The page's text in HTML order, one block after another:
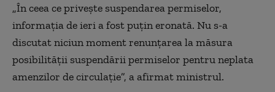
„În ceea ce privește suspendarea permiselor,
informația de ieri a fost puțin eronată. Nu s-a
discutat niciun moment renunțarea la măsura
posibilității suspendării permiselor pentru neplata
amenzilor de circulație”, a afirmat ministrul.